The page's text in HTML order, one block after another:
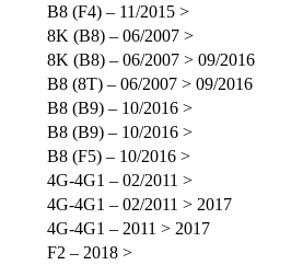
B8 (F4) – 11/2015 >
8K (B8) – 06/2007 >
8K (B8) – 06/2007 > 09/2016
B8 (8T) – 06/2007 > 09/2016
B8 (B9) – 10/2016 >
B8 (B9) – 10/2016 >
B8 (F5) – 10/2016 >
4G-4G1 – 02/2011 >
4G-4G1 – 02/2011 > 2017
4G-4G1 – 2011 > 2017
F2 – 2018 >